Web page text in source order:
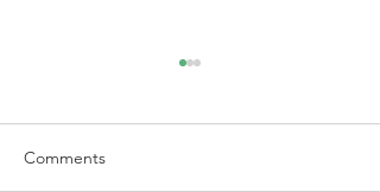
Comments